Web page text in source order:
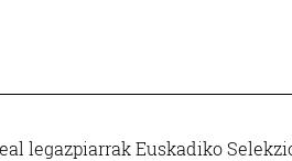
legazpiarrak Euskadiko